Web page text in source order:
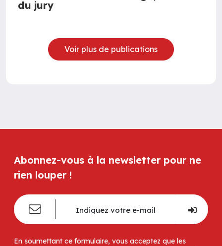
du jury
Voir plus de publications
Abonnez-vous à la newsletter pour ne
rien louper !
En soumettant ce formulaire, vous acceptez que les